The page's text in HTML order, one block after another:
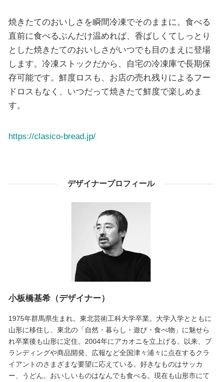
焼きたてのおいしさを瞬間冷凍でそのままに。食べる
直前に食べるぶんだけ温めれば、香ばしくてしっとり
とした焼きたてのおいしさがいつでも目のまえに登場
します。冷凍ストックだから、自宅の冷凍庫で長期保
存可能です。鮮度ロスも、お店の売れ残りによるフー
ドロスもなく、いつだって焼きたて鮮度で楽しめま
す。
https://clasico-bread.jp/
デザイナープロフィール
小板橋基希（デザイナー）
1975年群馬県生まれ。東北芸術工科大学卒業。大学入学とともに
山形に移住し、東北の「自然・暮らし・遊び・食べ物」に魅せら
れ卒業後も山形に定住。2004年にアカオニを立上げる。以来、ブ
ランディングや商品開発、広報など全国津々浦々に点在するクラ
イアントのさまざまな要望に応えている。好きなものはサッカ
ー、うどん。おいしいものはなんでも食べる。現在も山形市にて